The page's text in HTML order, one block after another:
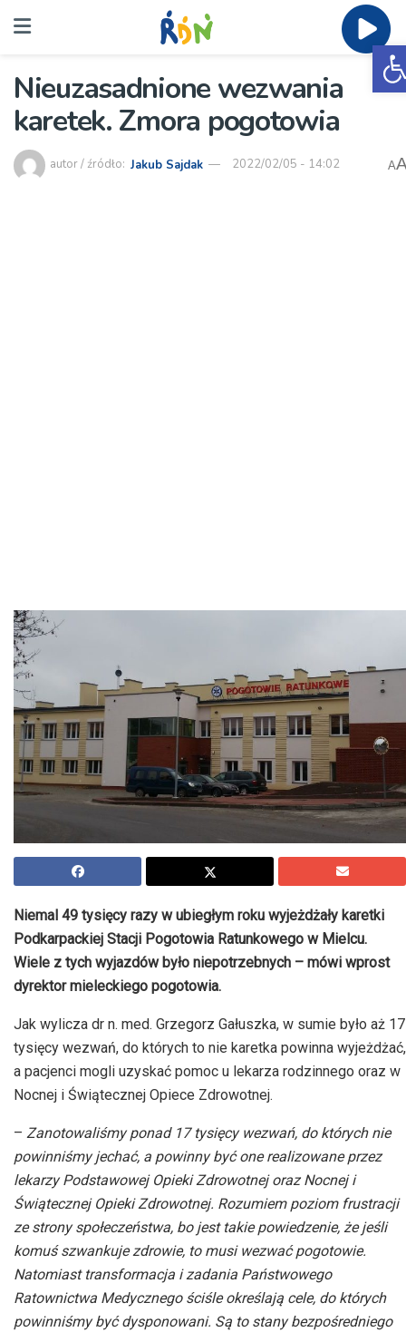
Nieuzasadnione wezwania
karetek. Zmora pogotowia
autor / źródło: Jakub Sajdak 2022/02/05 - 14:02 A
Niemal 49 tysięcy razy w ubiegłym roku wyjeżdżały karetki
Podkarpackiej Stacji Pogotowia Ratunkowego w Mielcu.
Wiele z tych wyjazdów było niepotrzebnych – mówi wprost
dyrektor mieleckiego pogotowia.
Jak wylicza dr n. med. Grzegorz Gałuszka, w sumie było aż 17
tysięcy wezwań, do których to nie karetka powinna wyjeżdżać,
a pacjenci mogli uzyskać pomoc u lekarza rodzinnego oraz w
Nocnej i Świątecznej Opiece Zdrowotnej.
– Zanotowaliśmy ponad 17 tysięcy wezwań, do których nie
powinniśmy jechać, a powinny być one realizowane przez
lekarzy Podstawowej Opieki Zdrowotnej oraz Nocnej i
Świątecznej Opieki Zdrowotnej. Rozumiem poziom frustracji
ze strony społeczeństwa, bo jest takie powiedzenie, że jeśli
komuś szwankuje zdrowie, to musi wezwać pogotowie.
Natomiast transformacja i zadania Państwowego
Ratownictwa Medycznego ściśle określają cele, do których
powinniśmy być dysponowani. Są to stany bezpośredniego